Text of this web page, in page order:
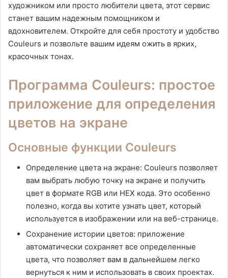
художником или просто любители цвета, этот сервис
станет вашим надежным помощником и
вдохновителем. Откройте для себя простоту и удобство
Couleurs и позвольте вашим идеям ожить в ярких,
красочных тонах.
Программа Couleurs: простое
приложение для определения
цветов на экране
Основные функции Couleurs
Определение цвета на экране: Couleurs позволяет
вам выбрать любую точку на экране и получить
цвет в формате RGB или HEX кода. Это особенно
полезно, когда вы хотите узнать цвет, который
используется в изображении или на веб-странице.
Сохранение истории цветов: приложение
автоматически сохраняет все определенные
цвета, что позволяет вам в дальнейшем легко
вернуться к ним и использовать в своих проектах.